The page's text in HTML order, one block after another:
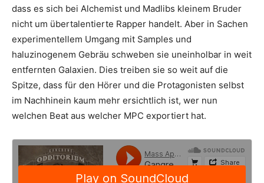
dass es sich bei Alchemist und Madlibs kleinem Bruder
nicht um übertalentierte Rapper handelt. Aber in Sachen
experimentellem Umgang mit Samples und
haluzinogenem Gebräu schweben sie uneinholbar in weit
entfernten Galaxien. Dies treiben sie so weit auf die
Spitze, dass für den Hörer und die Protagonisten selbst
im Nachhinein kaum mehr ersichtlich ist, wer nun
welchen Beat aus welcher MPC exportiert hat.